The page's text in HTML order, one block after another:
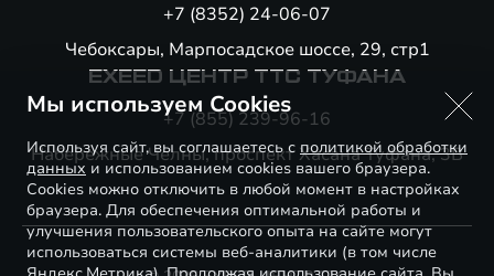
+7 (8352) 24-06-07
Чебоксары, Марпосадское шоссе, 29, стр1
EXEED ЦЕНТР ТТС ТУФАНА
+7 (855) 239-96-16
Набережные Челны, проспект Хасана Туфана, 3В
Мы используем Cookies
Используя сайт, вы соглашаетесь с политикой обработки
данных и использованием cookies вашего браузера.
Cookies можно отключить в любой момент в настройках
браузера. Для обеспечения оптимальной работы и
улучшения пользовательского опыта на сайте могут
использоваться системы веб-аналитики (в том числе